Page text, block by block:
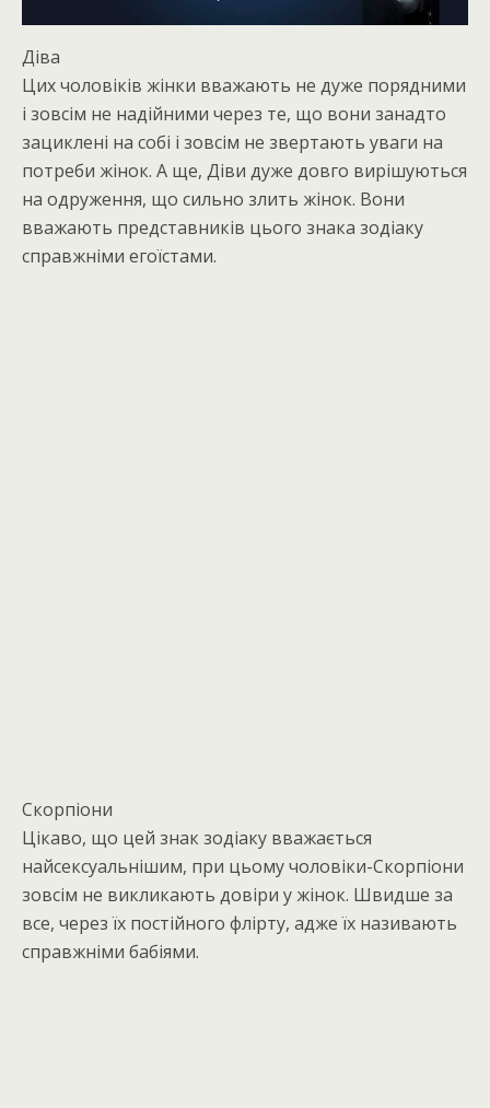
Діва
Цих чоловіків жінки вважають не дуже порядними
і зовсім не надійними через те, що вони занадто
зациклені на собі і зовсім не звертають уваги на
потреби жінок. А ще, Діви дуже довго вирішуються
на одруження, що сильно злить жінок. Вони
вважають представників цього знака зодіаку
справжніми егоїстами.
Скорпіони
Цікаво, що цей знак зодіаку вважається
найсексуальнішим, при цьому чоловіки-Скорпіони
зовсім не викликають довіри у жінок. Швидше за
все, через їх постійного флірту, адже їх називають
справжніми бабіями.